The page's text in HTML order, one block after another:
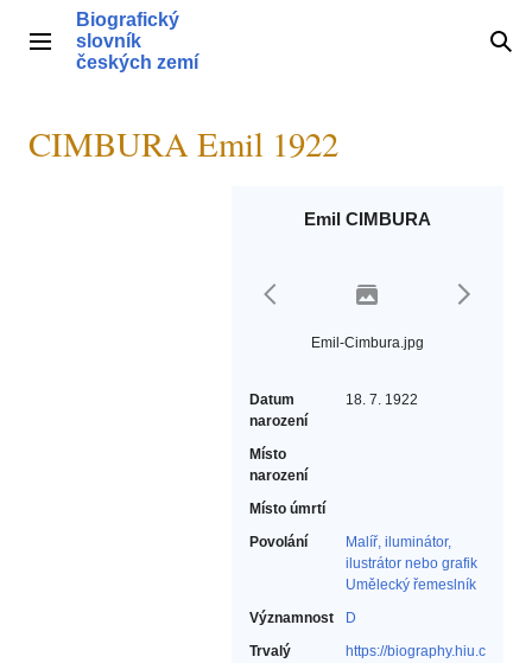
obsahHlavní menu
Biografický
slovník
českých zemí
CIMBURA Emil 1922
Emil CIMBURA
Emil-Cimbura.jpg
Datum
narození
18. 7. 1922
Místo
narození
Místo úmrtí
Povolání
Malíř, iluminátor,
ilustrátor nebo grafik‎
Umělecký řemeslník‎
Významnost
D
Trvalý
https://biography.hiu.c